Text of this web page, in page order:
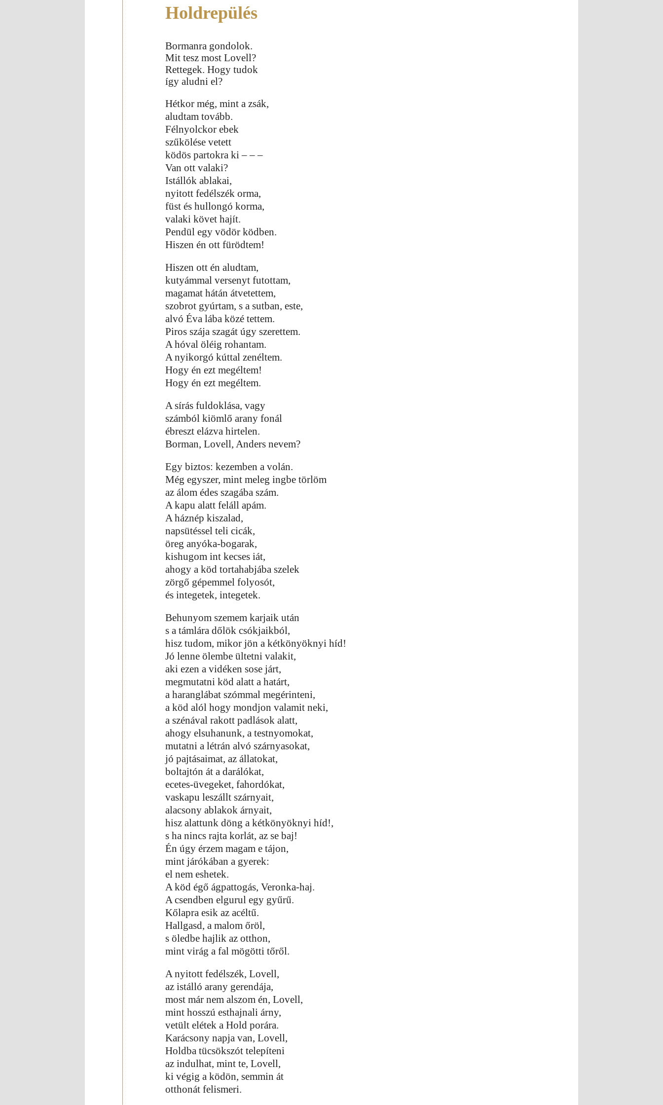
Holdrepülés
Bormanra gondolok.
Mit tesz most Lovell?
Rettegek. Hogy tudok
így aludni el?
Hétkor még, mint a zsák,
aludtam tovább.
Félnyolckor ebek
szűkölése vetett
ködös partokra ki – – –
Van ott valaki?
Istállók ablakai,
nyitott fedélszék orma,
füst és hullongó korma,
valaki követ hajít.
Pendül egy vödör ködben.
Hiszen én ott fürödtem!
Hiszen ott én aludtam,
kutyámmal versenyt futottam,
magamat hátán átvetettem,
szobrot gyúrtam, s a sutban, este,
alvó Éva lába közé tettem.
Piros szája szagát úgy szerettem.
A hóval öléig rohantam.
A nyikorgó kúttal zenéltem.
Hogy én ezt megéltem!
Hogy én ezt megéltem.
A sírás fuldoklása, vagy
számból kiömlő arany fonál
ébreszt elázva hirtelen.
Borman, Lovell, Anders nevem?
Egy biztos: kezemben a volán.
Még egyszer, mint meleg ingbe törlöm
az álom édes szagába szám.
A kapu alatt feláll apám.
A háznép kiszalad,
napsütéssel teli cicák,
öreg anyóka-bogarak,
kishugom int kecses iát,
ahogy a köd tortahabjába szelek
zörgő gépemmel folyosót,
és integetek, integetek.
Behunyom szemem karjaik után
s a támlára dőlök csókjaikból,
hisz tudom, mikor jön a kétkönyöknyi híd!
Jó lenne ölembe ültetni valakit,
aki ezen a vidéken sose járt,
megmutatni köd alatt a határt,
a haranglábat szómmal megérinteni,
a köd alól hogy mondjon valamit neki,
a szénával rakott padlások alatt,
ahogy elsuhanunk, a testnyomokat,
mutatni a létrán alvó szárnyasokat,
jó pajtásaimat, az állatokat,
boltajtón át a darálókat,
ecetes-üvegeket, fahordókat,
vaskapu leszállt szárnyait,
alacsony ablakok árnyait,
hisz alattunk döng a kétkönyöknyi híd!,
s ha nincs rajta korlát, az se baj!
Én úgy érzem magam e tájon,
mint járókában a gyerek:
el nem eshetek.
A köd égő ágpattogás, Veronka-haj.
A csendben elgurul egy gyűrű.
Kőlapra esik az acéltű.
Hallgasd, a malom őröl,
s öledbe hajlik az otthon,
mint virág a fal mögötti tőről.
A nyitott fedélszék, Lovell,
az istálló arany gerendája,
most már nem alszom én, Lovell,
mint hosszú esthajnali árny,
vetült elétek a Hold porára.
Karácsony napja van, Lovell,
Holdba tücsökszót telepíteni
az indulhat, mint te, Lovell,
ki végig a ködön, semmin át
otthonát felismeri.